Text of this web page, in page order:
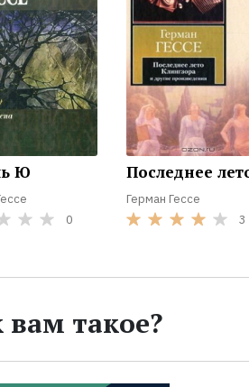
Ю
0
Последнее
Герман Гессе
3
вам такое?